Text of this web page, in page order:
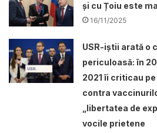
și cu Țoiu este
16/11/2025
USR-iștii arată o
periculoasă: în
2021 îi criticau
contra
„libertatea de
vocile prietene